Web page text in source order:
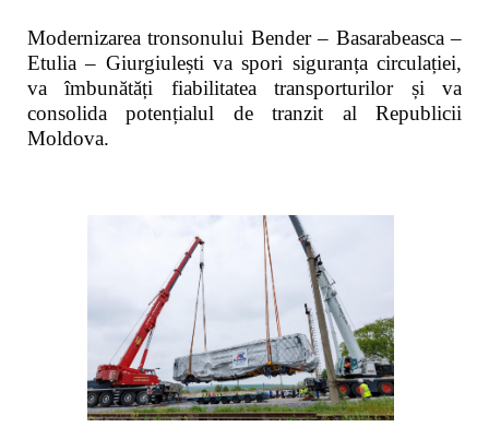
Modernizarea tronsonului Bender – Basarabeasca –
Etulia – Giurgiulești va spori siguranța circulației,
va îmbunătăți fiabilitatea transporturilor și va
consolida potențialul de tranzit al Republicii
Moldova.